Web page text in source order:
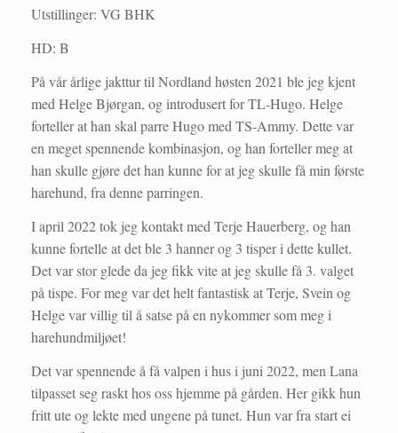
Utstillinger: VG BHK
HD: B
På vår årlige jakttur til Nordland høsten 2021 ble jeg kjent
med Helge Bjørgan, og introdusert for TL-Hugo. Helge
forteller at han skal parre Hugo med TS-Ammy. Dette var
en meget spennende kombinasjon, og han forteller meg at
han skulle gjøre det han kunne for at jeg skulle få min første
harehund, fra denne parringen.
I april 2022 tok jeg kontakt med Terje Hauerberg, og han
kunne fortelle at det ble 3 hanner og 3 tisper i dette kullet.
Det var stor glede da jeg fikk vite at jeg skulle få 3. valget
på tispe. For meg var det helt fantastisk at Terje, Svein og
Helge var villig til å satse på en nykommer som meg i
harehundmiljøet!
Det var spennende å få valpen i hus i juni 2022, men Lana
tilpasset seg raskt hos oss hjemme på gården. Her gikk hun
fritt ute og lekte med ungene på tunet. Hun var fra start ei